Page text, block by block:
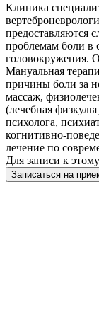
Клиника
предоставляются
проблемам боли в
головокружения.
Мануальная
причины боли за
массаж,
(лечебная
психолога,
когнитивно-
лечение по
Для записи к
Записаться на